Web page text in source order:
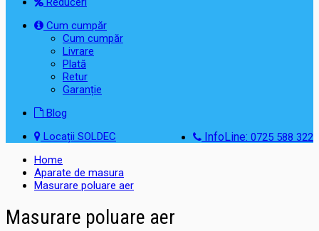
Cum cumpăr
Cum cumpăr
Livrare
Plată
Retur
Garanție
Blog
InfoLine: 0725 588 322
Locații SOLDEC
Home
Aparate de masura
Masurare poluare aer
Masurare poluare aer